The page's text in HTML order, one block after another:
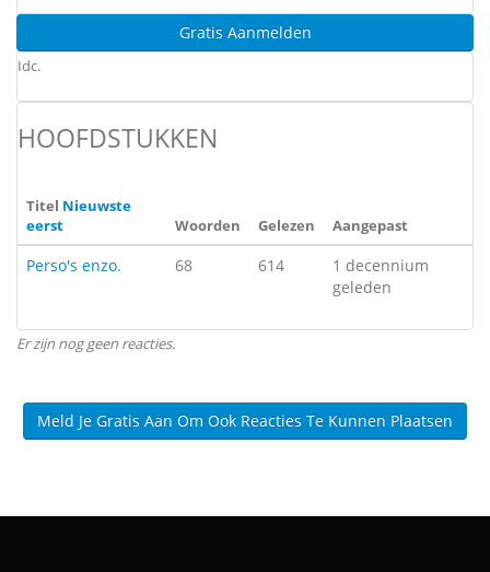
Gratis Aanmelden
Idc.
HOOFDSTUKKEN
Titel Nieuwste
eerst
Woorden Gelezen Aangepast
Perso's enzo. 68 614
1 decennium
geleden
Er zijn nog geen reacties.
Meld Je Gratis Aan Om Ook Reacties Te Kunnen Plaatsen